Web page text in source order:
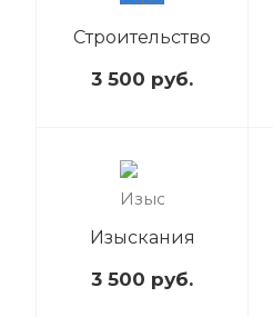
Строительство
3 500 руб.
Изыскания
3 500 руб.